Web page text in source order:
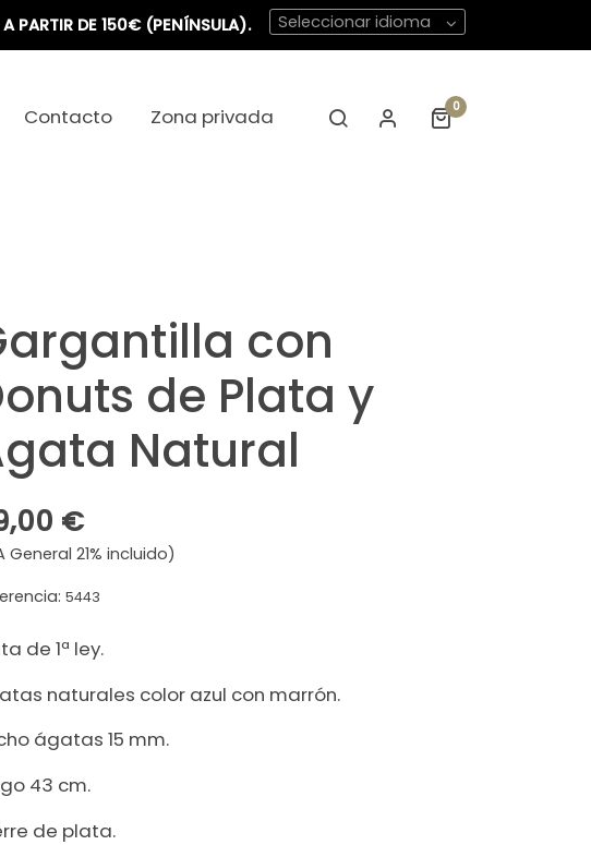
PARTIR DE 150€ (PENÍNSULA). Seleccionar idioma
Contacto Zona privada 0
con
de Plata y
Natural
€
General 21% incluido)
5443
de 1ª ley.
naturales color azul con marrón.
ágatas 15 mm.
43 cm.
de plata.